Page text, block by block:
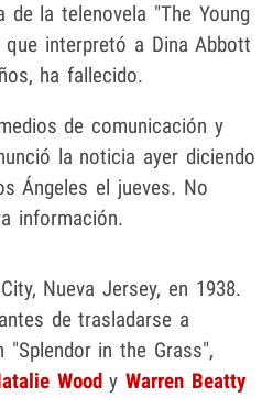
de la telenovela "The Young
interpretó a Dina Abbott
ha fallecido.
de comunicación y
la noticia ayer diciendo
Ángeles el jueves. No
información.
Nueva Jersey, en 1938.
de trasladarse a
in the Grass",
Woody Warren Beatty